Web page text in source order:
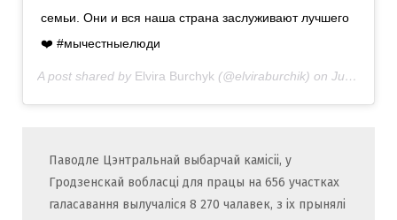
семьи. Они и вся наша страна заслуживают лучшего
❤️ #мычестныелюди
A post shared by Elvira Burchyk (@elviraburchik) on Jun 25, 2020 at 12:58am PDT
Паводле Цэнтральнай выбарчай камісіі, у
Гродзенскай вобласці для працы на 656 участках
галасавання вылучаліся 8 270 чалавек, з іх прынялі